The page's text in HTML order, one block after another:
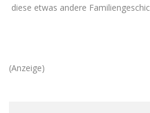
diese etwas andere
(Anzeige)